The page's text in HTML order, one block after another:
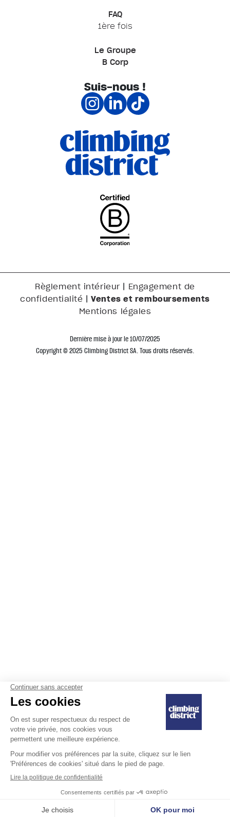
FAQ
1ère fois
Le Groupe
B Corp
Suis-nous !
Règlement intérieur| Engagement de
confidentialité |Ventes et remboursements
Mentions légales
Dernière mise à jour le 10/07/2025
Copyright © 2025 Climbing District SA. Tous droits réservés.